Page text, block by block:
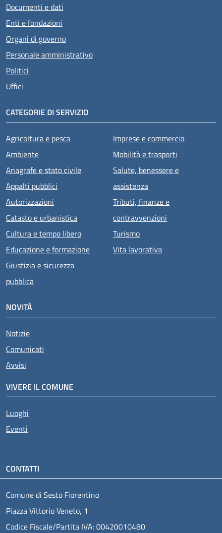
Documenti e dati
Enti e fondazioni
Organi di governo
Personale amministrativo
Politici
Uffici
CATEGORIE DI SERVIZIO
Agricoltura e pesca
Ambiente
Anagrafe e stato civile
Appalti pubblici
Autorizzazioni
Catasto e urbanistica
Cultura e tempo libero
Educazione e formazione
Giustizia e sicurezza
pubblica
Imprese e commercio
Mobilità e trasporti
Salute, benessere e
assistenza
Tributi, finanze e
contravvenzioni
Turismo
Vita lavorativa
NOVITÀ
Notizie
Comunicati
Avvisi
VIVERE IL COMUNE
Luoghi
Eventi
CONTATTI
Comune di Sesto Fiorentino
Piazza Vittorio Veneto, 1
Codice Fiscale/Partita IVA: 00420010480